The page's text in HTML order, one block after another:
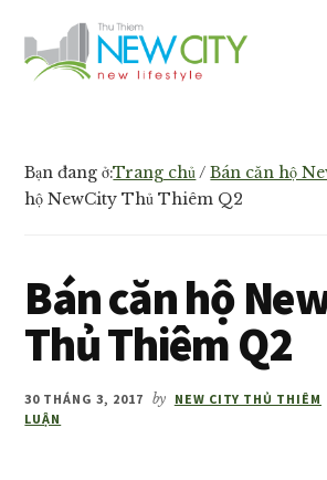
main
footer
Additional
menu
Thủ
Thiêm
cho
thuê
New
City
1,2,3
Bạn đang ở:Trang chủ/ Bán căn hộ
hộ NewCity Thủ Thiêm Q2
Bán căn hộ
Thủ Thiêm Q2
30 THÁNG 3, 2017 by NEW CITY THỦ THIÊM
LUẬN